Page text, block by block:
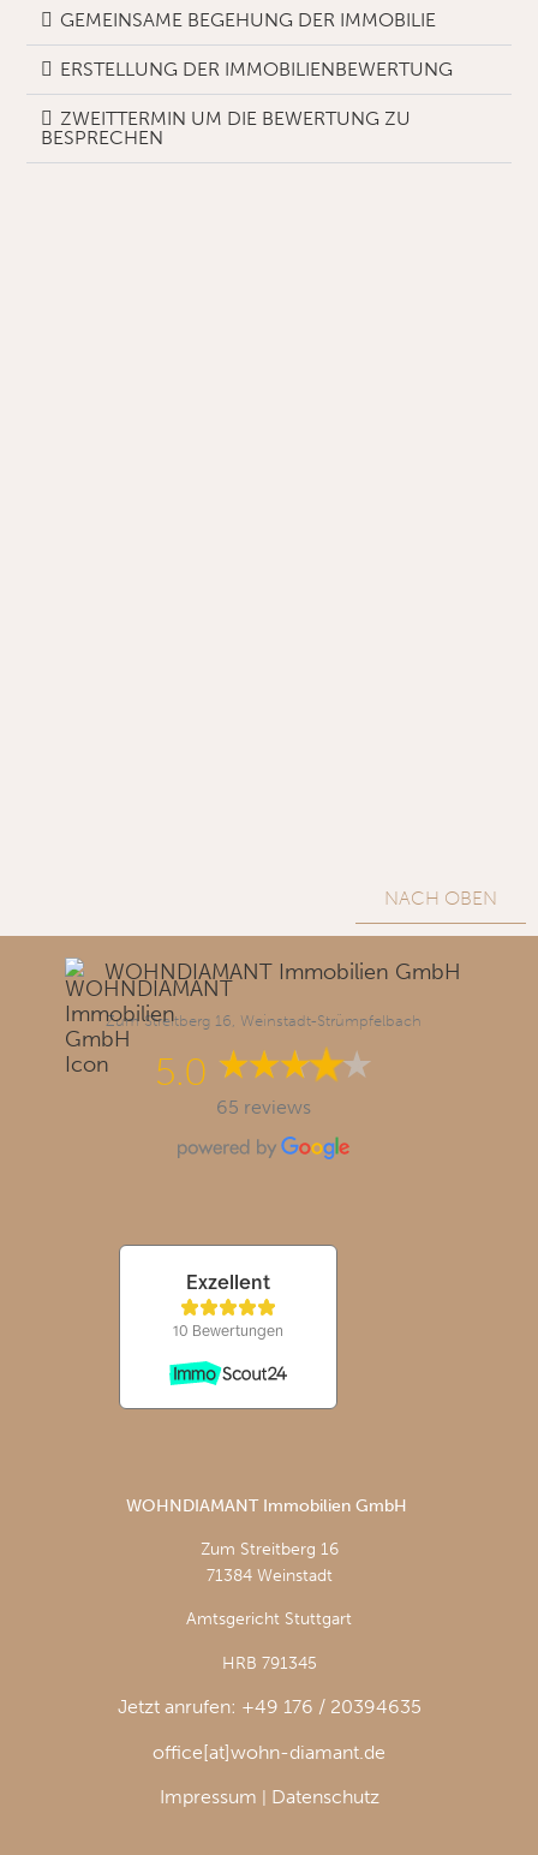
GEMEINSAME BEGEHUNG DER IMMOBILIE
ERSTELLUNG DER IMMOBILIENBEWERTUNG
ZWEITTERMIN UM DIE BEWERTUNG ZU
BESPRECHEN
NACH OBEN
WOHNDIAMANT Immobilien GmbH
Zum Streitberg 16, Weinstadt-Strümpfelbach
5.0
65 reviews
WOHNDIAMANT Immobilien GmbH
Zum Streitberg 16
71384 Weinstadt
Amtsgericht Stuttgart
HRB 791345
Jetzt anrufen: +49 176 / 20394635
office[at]wohn-diamant.de
Impressum
Datenschutz